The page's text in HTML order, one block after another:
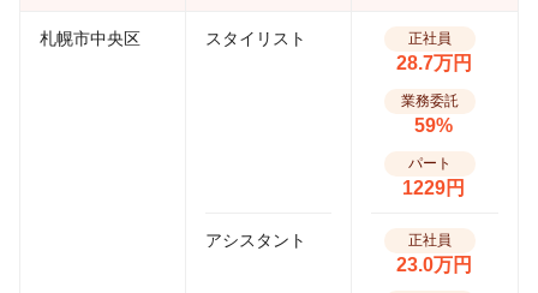
札幌市中央区 スタイリスト 正社員
28.7万円
業務委託
59%
パート
1229円
アシスタント 正社員
23.0万円